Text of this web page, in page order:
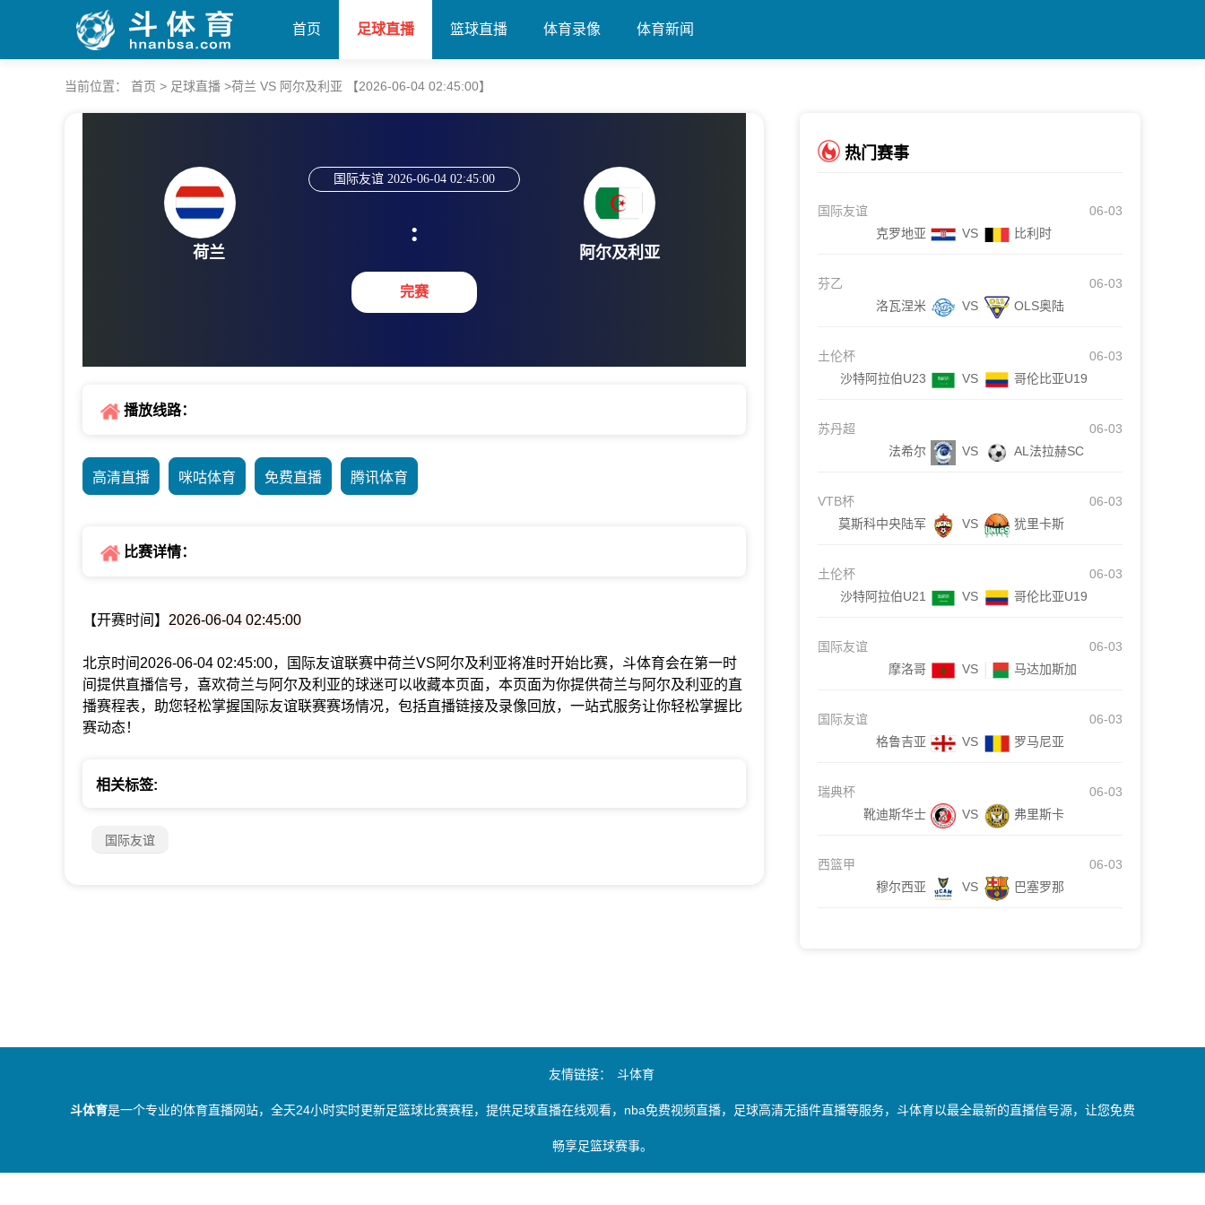
首页 足球直播 篮球直播 体育录像 体育新闻
当前位置： 首页 > 足球直播 >荷兰 VS 阿尔及利亚 【2026-06-04 02:45:00】
荷兰
国际友谊 2026-06-04 02:45:00
:
完赛
阿尔及利亚
播放线路：
高清直播 咪咕体育 免费直播 腾讯体育
比赛详情：
【开赛时间】 2026-06-04 02:45:00
北京时间2026-06-04 02:45:00，国际友谊联赛中荷兰VS阿尔及利亚将准时开始比赛，斗体育会在第一时
间提供直播信号，喜欢荷兰与阿尔及利亚的球迷可以收藏本页面，本页面为你提供荷兰与阿尔及利亚的直
播赛程表，助您轻松掌握国际友谊联赛赛场情况，包括直播链接及录像回放，一站式服务让你轻松掌握比
赛动态！
相关标签:
国际友谊
热门赛事
国际友谊
06-03
克罗地亚
VS 比利时
芬乙
06-03
洛瓦涅米
VS OLS奥陆
土伦杯
06-03
沙特阿拉伯U23
VS 哥伦比亚U19
苏丹超
06-03
法希尔
VS AL法拉赫SC
VTB杯
06-03
莫斯科中央陆军
VS 犹里卡斯
土伦杯
06-03
沙特阿拉伯U21
VS 哥伦比亚U19
国际友谊
06-03
摩洛哥
VS 马达加斯加
国际友谊
06-03
格鲁吉亚
VS 罗马尼亚
瑞典杯
06-03
靴迪斯华士
VS 弗里斯卡
西篮甲
06-03
穆尔西亚
VS 巴塞罗那
友情链接： 斗体育
斗体育是一个专业的体育直播网站，全天24小时实时更新足篮球比赛赛程，提供足球直播在线观看，nba免费视频直播，足球高清无插件直播等服务，斗体育以最全最新的直播信号源，让您免费
畅享足篮球赛事。